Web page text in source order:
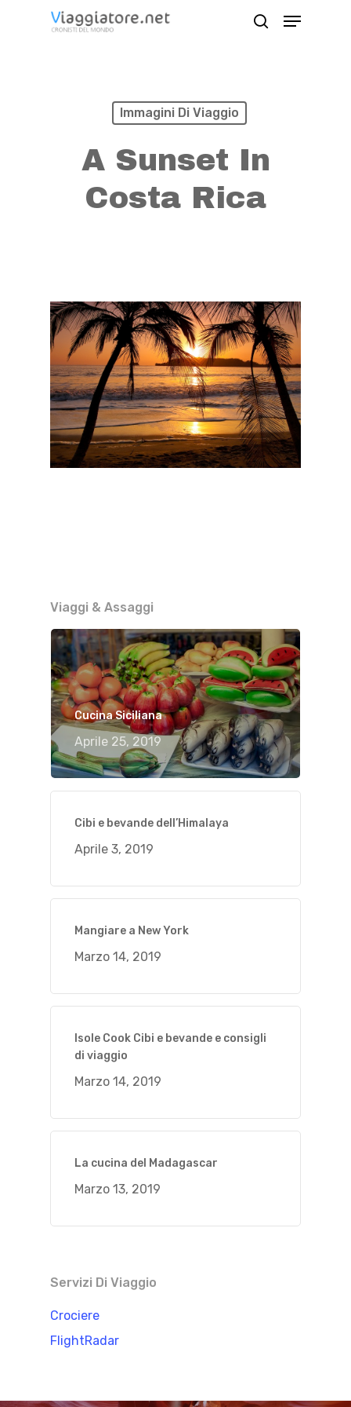
Menu
Immagini Di Viaggio
A Sunset In
Costa Rica
Viaggi & Assaggi
Cucina Siciliana
Aprile 25, 2019
Cibi e bevande dell’Himalaya
Aprile 3, 2019
Mangiare a New York
Marzo 14, 2019
Isole Cook Cibi e bevande e consigli
di viaggio
Marzo 14, 2019
La cucina del Madagascar
Marzo 13, 2019
Servizi Di Viaggio
Crociere
FlightRadar